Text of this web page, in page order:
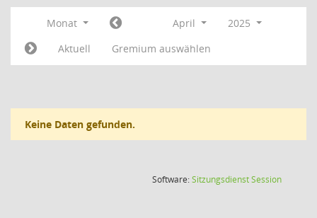
Monat April
2025
Aktuell
Gremium auswählen
Keine Daten gefunden.
Software:SitzungsdienstSession(Wird in